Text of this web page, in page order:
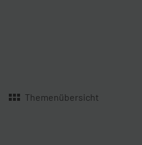
Themenübersicht